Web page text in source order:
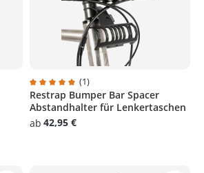
Durchschnittliche Bewertung von 5
(1)
Restrap Bumper Bar Spacer
Abstandhalter für Lenkertaschen
ab 42,95 €